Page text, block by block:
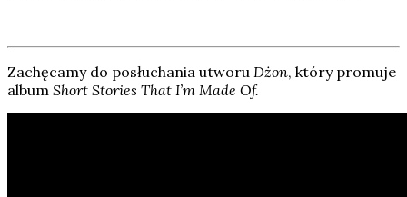
Zachęcamy do posłuchania utworu Dżon, który promuje
album Short Stories That I’m Made Of.